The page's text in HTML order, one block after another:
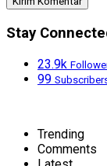
Stay
23.9k
99
Trending
Comments